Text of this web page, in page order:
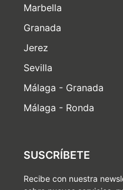
Marbella
Granada
Jerez
Sevilla
Málaga - Granada
Málaga - Ronda
SUSCRÍBETE
Recibe con nuestra